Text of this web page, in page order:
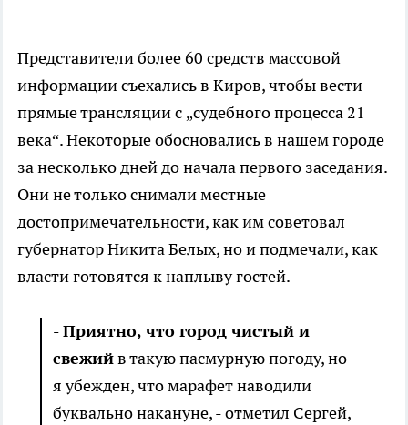
Представители более 60 средств массовой
информации съехались в Киров, чтобы вести
прямые трансляции с „судебного процесса 21
века“. Некоторые обосновались в нашем городе
за несколько дней до начала первого заседания.
Они не только снимали местные
достопримечательности, как им советовал
губернатор Никита Белых, но и подмечали, как
власти готовятся к наплыву гостей.
- Приятно, что город чистый и
свежийв такую пасмурную погоду, но
я убежден, что марафет наводили
буквально накануне, - отметил Сергей,